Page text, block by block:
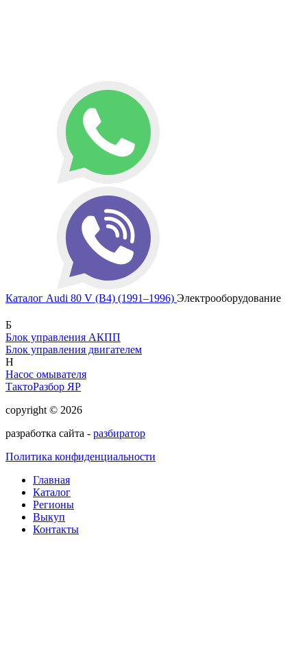
Каталог Audi 80 V (B4) (1991–1996) Электрооборудование
Б
Блок управления АКПП
Блок управления двигателем
Н
Насос омывателя
ТактоРазбор ЯР
copyright © 2026
разработка сайта - разбиратор
Политика конфиденциальности
Главная
Каталог
Регионы
Выкуп
Контакты